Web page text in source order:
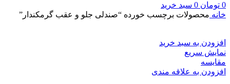
0 تومان 0 سبد خرید
خانه محصولات برچسب خورده “صندلی جلو و عقب گرمکندار”
افزودن به سبد خرید
نمایش سریع
مقايسه
افزودن به علاقه مندی